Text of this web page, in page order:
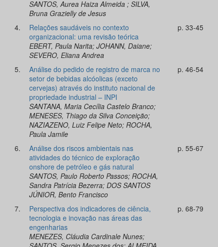
SANTOS, Aurea Haiza Almeida ; SILVA,
Bruna Grazielly de Jesus
4.
Relações saudáveis no contexto
organizacional: uma revisão teórica
EBERT, Paula Narita; JOHANN, Daiane;
SEVERO, Eliana Andrea
p. 33-45
5.
Análise do pedido de registro de marca no
setor de bebidas alcóolicas (exceto
cervejas) através do instituto nacional de
propriedade industrial – INPI
SANTANA, Maria Cecília Castelo Branco;
MENESES, Thiago da Silva Conceição;
NAZIAZENO, Luiz Felipe Neto; ROCHA,
Paula Jamile
p. 46-54
6.
Análise dos riscos ambientais nas
atividades do técnico de exploração
onshore de petróleo e gás natural
SANTOS, Paulo Roberto Passos; ROCHA,
Sandra Patrícia Bezerra; DOS SANTOS
JÚNIOR, Bento Francisco
p. 55-67
7.
Perspectiva dos indicadores de ciência,
tecnologia e inovação nas áreas das
engenharias
MENEZES, Cláudia Cardinale Nunes;
p. 68-79